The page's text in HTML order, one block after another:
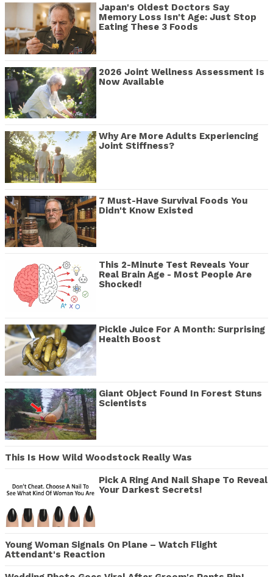
Japan's Oldest Doctors Say
Memory Loss Isn't Age: Just Stop
Eating These 3 Foods
2026 Joint Wellness Assessment Is
Now Available
Why Are More Adults Experiencing
Joint Stiffness?
7 Must-Have Survival Foods You
Didn't Know Existed
This 2-Minute Test Reveals Your
Real Brain Age - Most People Are
Shocked!
Pickle Juice For A Month: Surprising
Health Boost
Giant Object Found In Forest Stuns
Scientists
This Is How Wild Woodstock Really Was
Pick A Ring And Nail Shape To Reveal
Your Darkest Secrets!
Young Woman Signals On Plane – Watch Flight
Attendant's Reaction